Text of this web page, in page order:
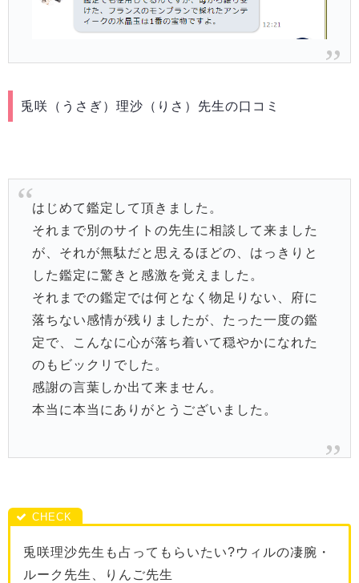
兎咲（うさぎ）理沙（りさ）先生の口コミ
はじめて鑑定して頂きました。
それまで別のサイトの先生に相談して来ました
が、それが無駄だと思えるほどの、はっきりと
した鑑定に驚きと感激を覚えました。
それまでの鑑定では何となく物足りない、府に
落ちない感情が残りましたが、たった一度の鑑
定で、こんなに心が落ち着いて穏やかになれた
のもビックリでした。
感謝の言葉しか出て来ません。
本当に本当にありがとうございました。
兎咲理沙先生も占ってもらいたい?ウィルの凄腕・
ルーク先生、りんご先生